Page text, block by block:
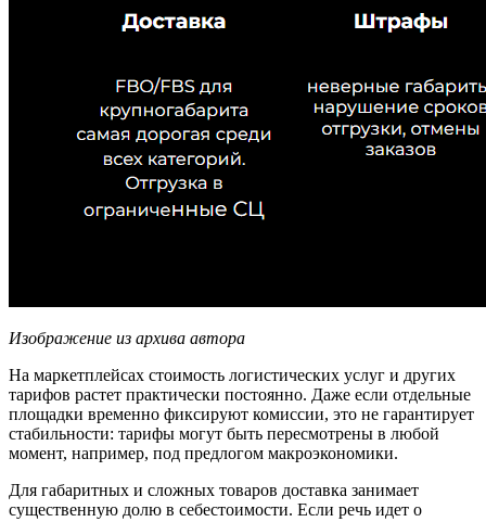
Изображение из архива автора
На маркетплейсах стоимость логистических услуг и других
тарифов растет практически постоянно. Даже если отдельные
площадки временно фиксируют комиссии, это не гарантирует
стабильности: тарифы могут быть пересмотрены в любой
момент, например, под предлогом макроэкономики.
Для габаритных и сложных товаров доставка занимает
существенную долю в себестоимости. Если речь идет о